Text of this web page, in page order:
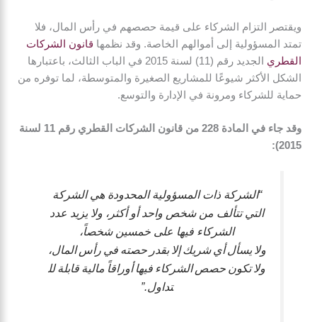
ويقتصر التزام الشركاء على قيمة حصصهم في رأس المال، فلا
تمتد المسؤولية إلى أموالهم الخاصة. وقد نظمها قانون الشركات
القطري
الجديد رقم (11) لسنة 2015 في الباب الثالث، باعتبارها
الشكل الأكثر شيوعًا للمشاريع الصغيرة والمتوسطة، لما توفره من
حماية للشركاء ومرونة في الإدارة والتوسع.
وقد جاء في المادة 228 من قانون الشركات القطري رقم 11 لسنة
2015):
“الشركة ذات المسؤولية المحدودة هي الشركة
التي تتألف من شخص واحد أو أكثر، ولا يزيد عدد
الشركاء فيها على خمسين شخصاً،
ولا يسأل أي شريك إلا بقدر حصته في رأس المال،
ولا تكون حصص الشركاء فيها أوراقاً مالية قابلة لل
تداول.”